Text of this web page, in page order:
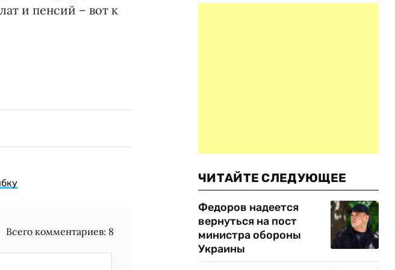
и пенсий – вот к
Всего комментариев: 8
ЧИТАЙТЕ СЛЕДУЮЩЕЕ
Федоров надеется
вернуться на пост
министра обороны
Украины